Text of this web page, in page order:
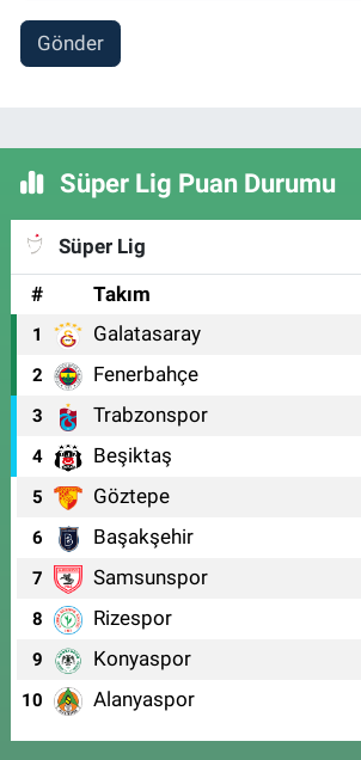
Gönder
Süper Lig Puan Durumu
Süper Lig
#
Takım
1 Galatasaray
2 Fenerbahçe
3 Trabzonspor
4 Beşiktaş
5 Göztepe
6 Başakşehir
7 Samsunspor
8 Rizespor
9 Konyaspor
10 Alanyaspor